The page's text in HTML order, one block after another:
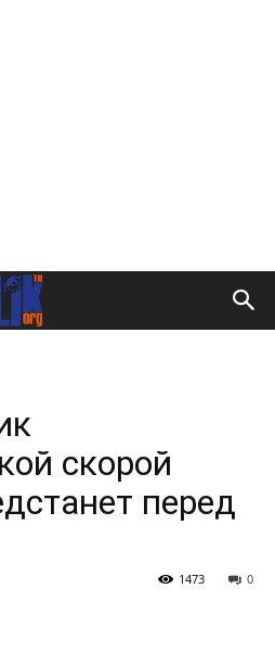
скорой
перед
0
1473